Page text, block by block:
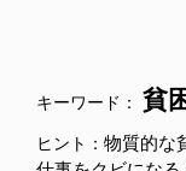
キーワード： 貧
ヒント： 物質的な